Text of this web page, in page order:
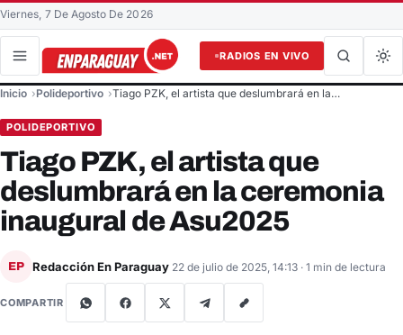
Viernes, 7 De Agosto De 2026
RADIOS EN VIVO
Buscar en el sitio
Inicio Polideportivo Tiago PZK, el artista que deslumbrará en la…
POLIDEPORTIVO
Tiago PZK, el artista que
deslumbrará en la ceremonia
inaugural de Asu2025
EP Redacción En Paraguay 22 de julio de 2025, 14:13 · 1 min de lectura
COMPARTIR